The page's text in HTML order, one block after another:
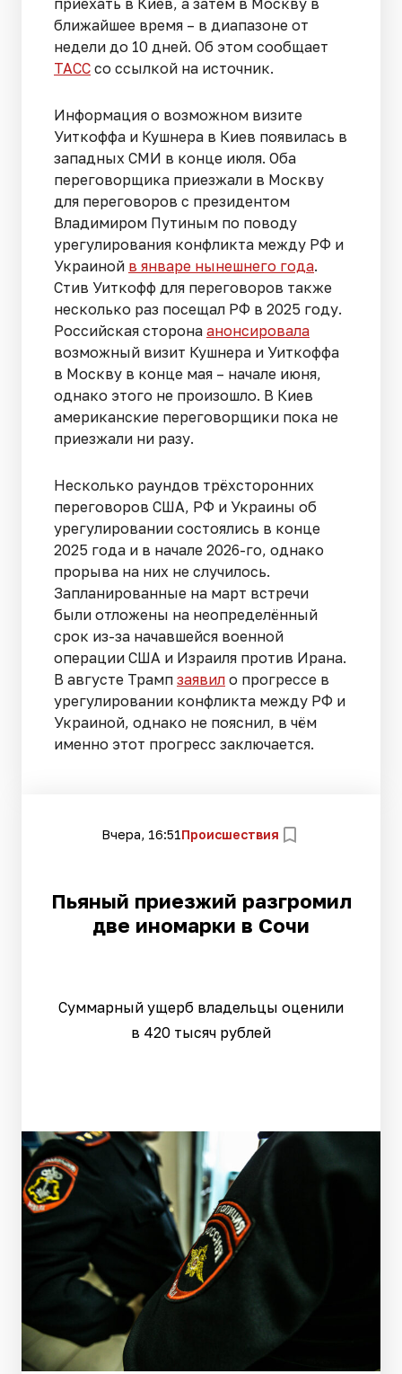
приехать в Киев, а затем в Москву в
ближайшее время – в диапазоне от
недели до 10 дней. Об этом сообщает
ТАСС со ссылкой на источник.
Информация о возможном визите
Уиткоффа и Кушнера в Киев появилась в
западных СМИ в конце июля. Оба
переговорщика приезжали в Москву
для переговоров с президентом
Владимиром Путиным по поводу
урегулирования конфликта между РФ и
Украиной в январе нынешнего года.
Стив Уиткофф для переговоров также
несколько раз посещал РФ в 2025 году.
Российская сторона анонсировала
возможный визит Кушнера и Уиткоффа
в Москву в конце мая – начале июня,
однако этого не произошло. В Киев
американские переговорщики пока не
приезжали ни разу.
Несколько раундов трёхсторонних
переговоров США, РФ и Украины об
урегулировании состоялись в конце
2025 года и в начале 2026-го, однако
прорыва на них не случилось.
Запланированные на март встречи
были отложены на неопределённый
срок из-за начавшейся военной
операции США и Израиля против Ирана.
В августе Трамп заявил о прогрессе в
урегулировании конфликта между РФ и
Украиной, однако не пояснил, в чём
именно этот прогресс заключается.
Вчера, 16:51Происшествия
Пьяный приезжий разгромил
две иномарки в Сочи
Суммарный ущерб владельцы оценили
в 420 тысяч рублей